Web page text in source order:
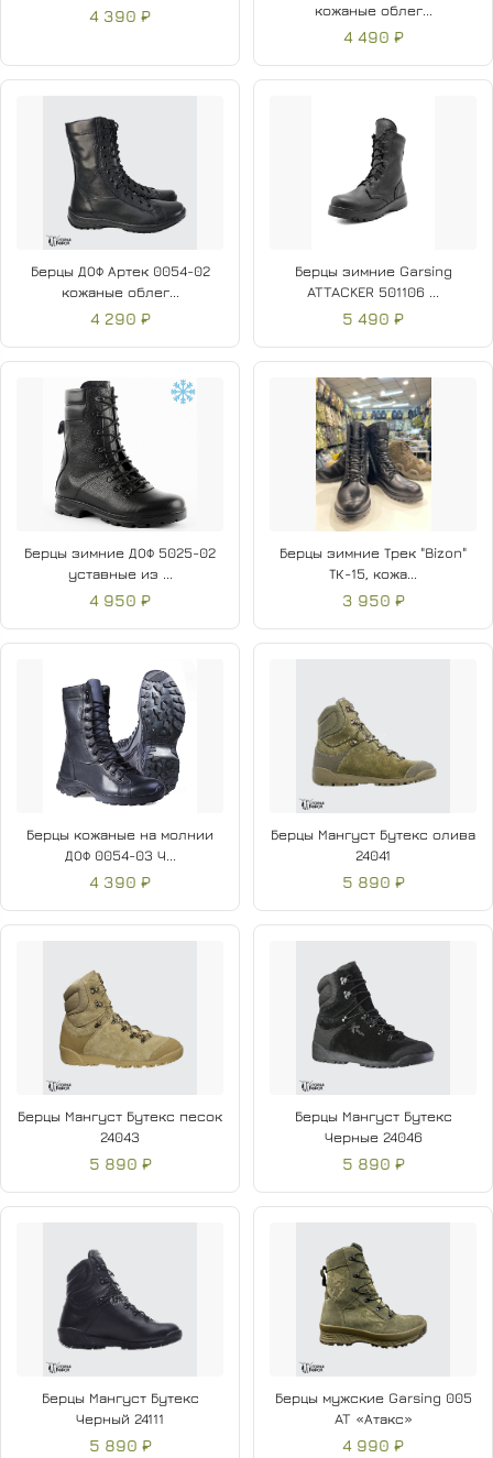
4 390 ₽ кожаные облег...
4 490 ₽
Берцы ДОФ Артек 0054-02
кожаные облег...
4 290 ₽
Берцы зимние Garsing
ATTACKER 501106 ...
5 490 ₽
Берцы зимние ДОФ 5025-02
уставные из ...
4 950 ₽
Берцы зимние Трек "Bizon"
ТК-15, кожа...
3 950 ₽
Берцы кожаные на молнии
ДОФ 0054-03 Ч...
4 390 ₽
Берцы Мангуст Бутекс олива
24041
5 890 ₽
Берцы Мангуст Бутекс песок
24043
5 890 ₽
Берцы Мангуст Бутекс
Черные 24046
5 890 ₽
Берцы Мангуст Бутекс
Черный 24111
5 890 ₽
Берцы мужские Garsing 005
AT «Атакс»
4 990 ₽